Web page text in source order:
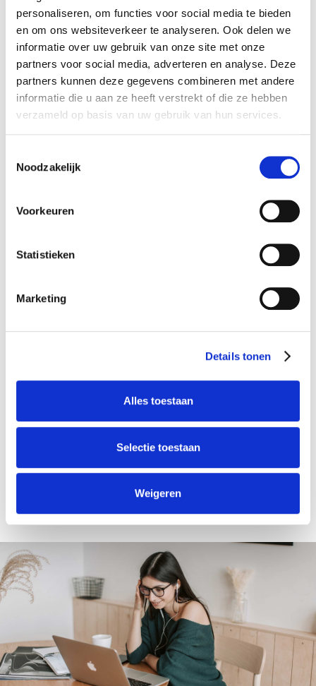
personaliseren, om functies voor social media te bieden
en om ons websiteverkeer te analyseren. Ook delen we
informatie over uw gebruik van onze site met onze
partners voor social media, adverteren en analyse. Deze
partners kunnen deze gegevens combineren met andere
informatie die u aan ze heeft verstrekt of die ze hebben
verzameld op basis van uw gebruik van hun services.
Noodzakelijk
Voorkeuren
Statistieken
Marketing
Details tonen
Alles toestaan
Selectie toestaan
Weigeren
Hypotheek voor nieuwbouw:
Overbruggingsfinanciering bij
woonlasten beheersbaar
Lees meer